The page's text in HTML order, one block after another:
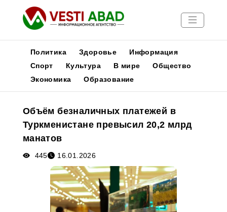
Новости
Медиа
Афиша
Политика Здоровье
Информация
Спорт
Культура В мире
Общество
Экономика
Образование
Объём безналичных платежей в
Туркменистане превысил 20,2 млрд
манатов
445 16.01.2026